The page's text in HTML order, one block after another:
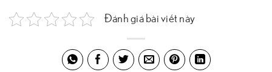
Đánh giá bài viết này